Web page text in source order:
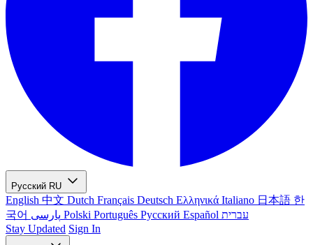
Русский RU
English 中文 Dutch Français Deutsch Ελληνικά Italiano 日本語 한
국어
Polski Português Русский Español עברית
Stay Updated Sign In